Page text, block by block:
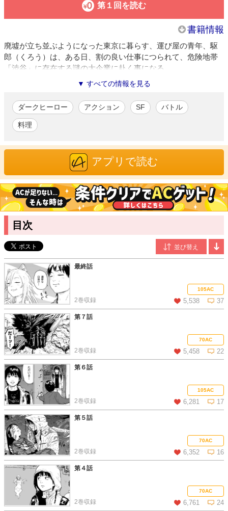
第１回を読む
書籍情報
廃墟が立ち並ぶようになった東京に暮らす、運び屋の青年、駆
郎（くろう）は、ある日、割の良い仕事につられて、危険地帯
「渋谷」に存在する謎の大企業に赴く事になる。
卓越した筆力と絵の外にある世界を感じさせる構成力にファンが
多い漫画家。著書に『廃墟のメシ』（全４巻 アルファポリス）な
ど。イラストレーターとしても活躍し、これまでに雑誌表紙や二
輪広告などを手がけてきた。
▼ すべての情報を見る
ダークヒーロー アクション SF バトル
料理
アプリで読む
目次
最終話
105AC
5,538 37
2巻収録
この話を読む コメントを見る
第７話
70AC
5,458 22
2巻収録
この話を読む コメントを見る
第６話
105AC
6,281 17
2巻収録
この話を読む コメントを見る
第５話
70AC
6,352 16
2巻収録
この話を読む コメントを見る
第４話
70AC
6,761 24
2巻収録